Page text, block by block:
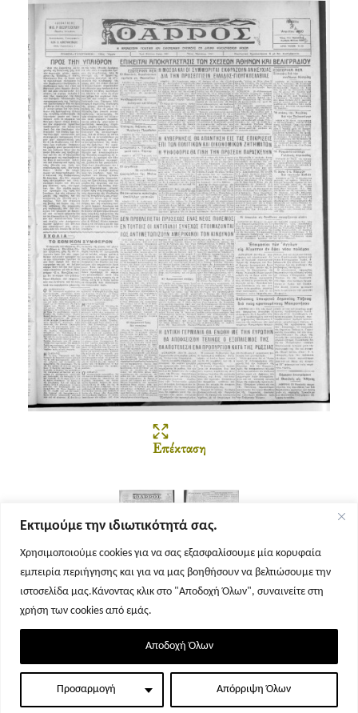
Εκτιμούμε την ιδιωτικότητά σας.
Χρησιμοποιούμε cookies για να σας εξασφαλίσουμε μία κορυφαία
εμπειρία περιήγησης και για να μας βοηθήσουν να βελτιώσουμε την
ιστοσελίδα μας.Κάνοντας κλικ στο "Αποδοχή Όλων", συναινείτε στη
χρήση των cookies από εμάς.
Προσαρμογή Απόρριψη Όλων
Αποδοχή Όλων
Επέκταση
Σελίδα 1 Σελίδα 2